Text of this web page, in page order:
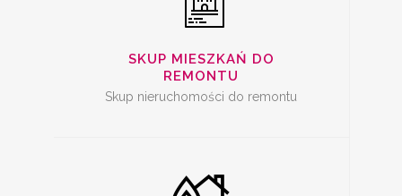
SKUP MIESZKAŃ DO
REMONTU
Skup nieruchomości do remontu
SKUP SPALONYCH
NIERUCHOMOŚCI